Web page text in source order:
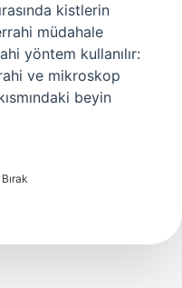
kistlerin
müdahale
yöntem kullanılır:
ve mikroskop
beyin